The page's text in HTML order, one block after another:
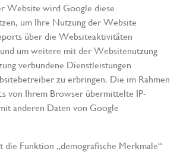
Website wird Google diese
um Ihre Nutzung der Website
über die Websiteaktivitäten
um weitere mit der Websitenutzung
verbundene Dienstleistungen
zu erbringen. Die im Rahmen
von Ihrem Browser übermittelte IP-
anderen Daten von Google
Funktion „demografische Merkmale“